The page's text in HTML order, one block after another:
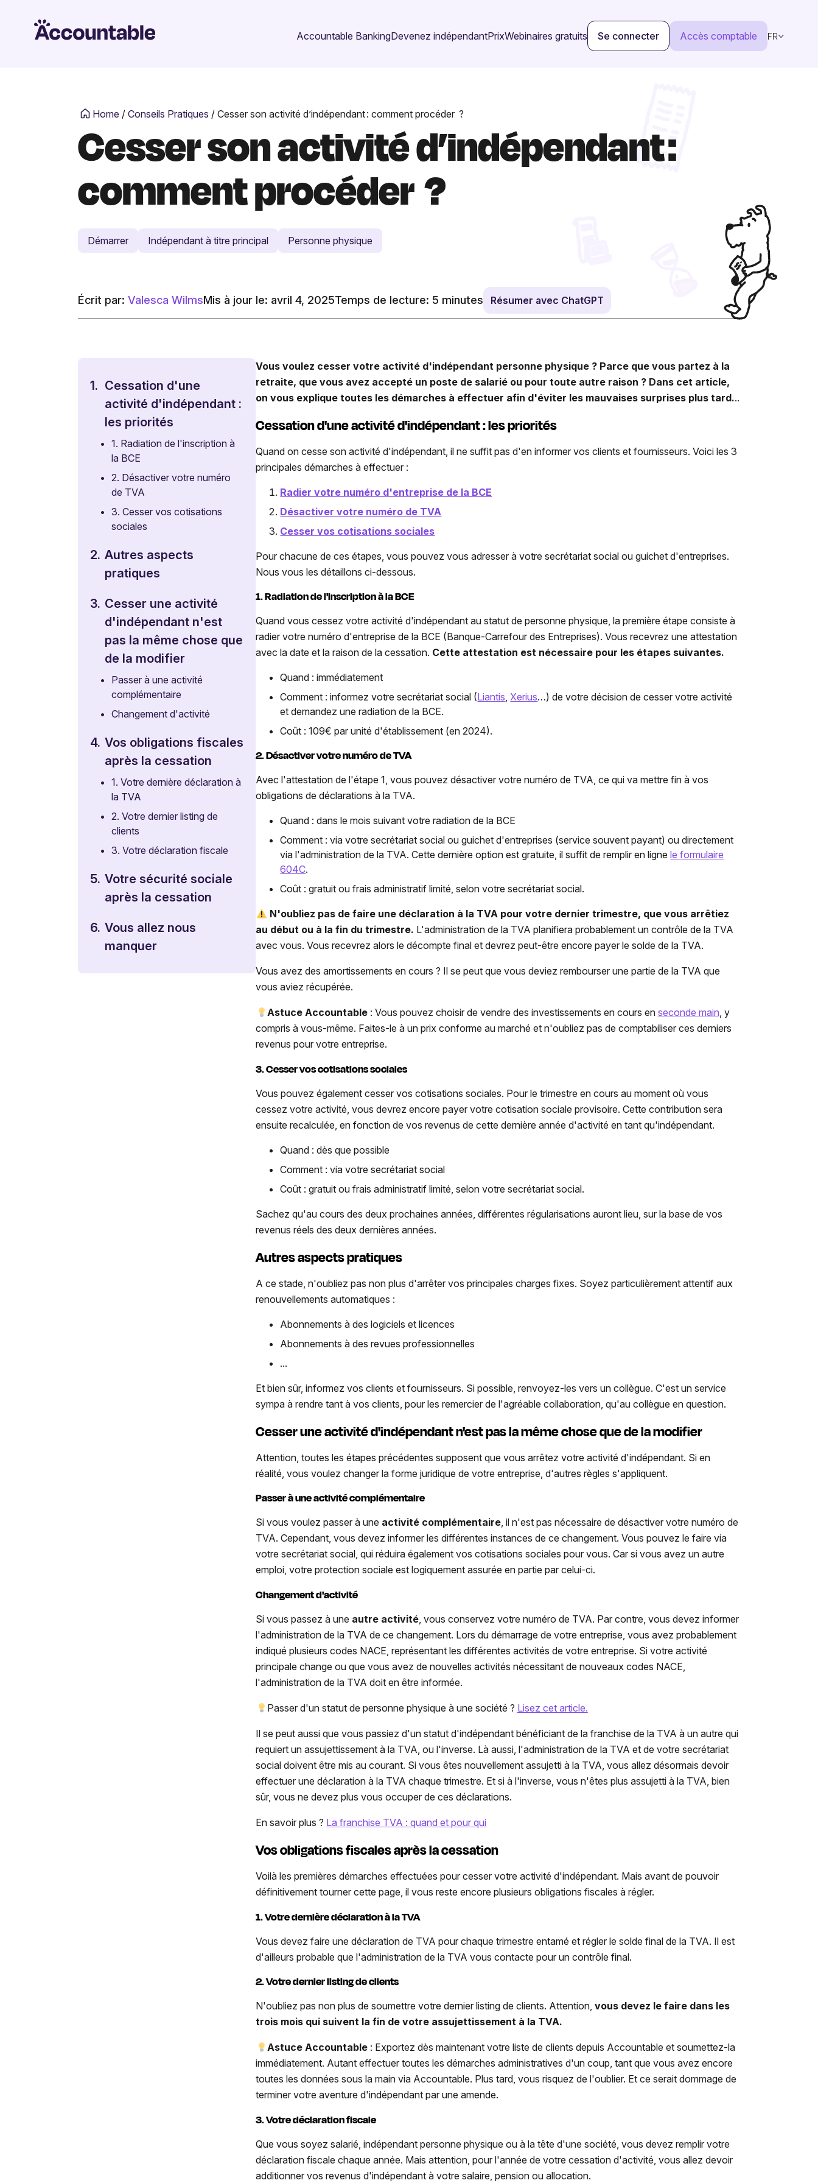
Accountable BankingDevenez indépendantPrixWebinaires gratuits Se connecter Accès comptable FR
Home / Conseils Pratiques / Cesser son activité d’indépendant : comment procéder ?
Cesser son activité d’indépendant :
comment procéder ?
Démarrer Indépendant à titre principal Personne physique
Écrit par: Valesca WilmsMis à jour le: avril 4, 2025Temps de lecture: 5 minutes Résumer avec ChatGPT
1. Cessation d'une
activité d'indépendant :
les priorités
•
1. Radiation de l'inscription à
la BCE
•
2. Désactiver votre numéro
de TVA
•
3. Cesser vos cotisations
sociales
2. Autres aspects
pratiques
3. Cesser une activité
d'indépendant n'est
pas la même chose que
de la modifier
•
Passer à une activité
complémentaire
•
Changement d'activité
4. Vos obligations fiscales
après la cessation
•
1. Votre dernière déclaration à
la TVA
•
2. Votre dernier listing de
clients
•
3. Votre déclaration fiscale
5. Votre sécurité sociale
après la cessation
6. Vous allez nous
manquer
Vous voulez cesser votre activité d'indépendant personne physique ? Parce que vous partez à la
retraite, que vous avez accepté un poste de salarié ou pour toute autre raison ? Dans cet article,
on vous explique toutes les démarches à effectuer afin d'éviter les mauvaises surprises plus tard...
Cessation d'une activité d'indépendant : les priorités
Quand on cesse son activité d'indépendant, il ne suffit pas d'en informer vos clients et fournisseurs. Voici les 3
principales démarches à effectuer :
Radier votre numéro d'entreprise de la BCE
Désactiver votre numéro de TVA
Cesser vos cotisations sociales
Pour chacune de ces étapes, vous pouvez vous adresser à votre secrétariat social ou guichet d'entreprises.
Nous vous les détaillons ci-dessous.
1. Radiation de l'inscription à la BCE
Quand vous cessez votre activité d'indépendant au statut de personne physique, la première étape consiste à
radier votre numéro d'entreprise de la BCE (Banque-Carrefour des Entreprises). Vous recevrez une attestation
avec la date et la raison de la cessation. Cette attestation est nécessaire pour les étapes suivantes.
Quand : immédiatement
Comment : informez votre secrétariat social (Liantis,Xerius…) de votre décision de cesser votre activité
et demandez une radiation de la BCE.
Coût : 109€ par unité d'établissement (en 2024).
2. Désactiver votre numéro de TVA
Avec l'attestation de l'étape 1, vous pouvez désactiver votre numéro de TVA, ce qui va mettre fin à vos
obligations de déclarations à la TVA.
Quand : dans le mois suivant votre radiation de la BCE
Comment : via votre secrétariat social ou guichet d'entreprises (service souvent payant) ou directement
via l'administration de la TVA. Cette dernière option est gratuite, il suffit de remplir en lignele formulaire
604C.
Coût : gratuit ou frais administratif limité, selon votre secrétariat social.
N'oubliez pas de faire une déclaration à la TVA pour votre dernier trimestre, que vous arrêtiez
au début ou à la fin du trimestre. L'administration de la TVA planifiera probablement un contrôle de la TVA
avec vous. Vous recevrez alors le décompte final et devrez peut-être encore payer le solde de la TVA.
Vous avez des amortissements en cours ? Il se peut que vous deviez rembourser une partie de la TVA que
vous aviez récupérée.
Astuce Accountable: Vous pouvez choisir de vendre des investissements en cours en seconde main, y
compris à vous-même. Faites-le à un prix conforme au marché et n'oubliez pas de comptabiliser ces derniers
revenus pour votre entreprise.
3. Cesser vos cotisations sociales
Vous pouvez également cesser vos cotisations sociales. Pour le trimestre en cours au moment où vous
cessez votre activité, vous devrez encore payer votre cotisation sociale provisoire. Cette contribution sera
ensuite recalculée, en fonction de vos revenus de cette dernière année d'activité en tant qu'indépendant.
Quand : dès que possible
Comment : via votre secrétariat social
Coût : gratuit ou frais administratif limité, selon votre secrétariat social.
Sachez qu'au cours des deux prochaines années, différentes régularisations auront lieu, sur la base de vos
revenus réels des deux dernières années.
Autres aspects pratiques
A ce stade, n'oubliez pas non plus d'arrêter vos principales charges fixes. Soyez particulièrement attentif aux
renouvellements automatiques :
Abonnements à des logiciels et licences
Abonnements à des revues professionnelles
...
Et bien sûr, informez vos clients et fournisseurs. Si possible, renvoyez-les vers un collègue. C'est un service
sympa à rendre tant à vos clients, pour les remercier de l'agréable collaboration, qu'au collègue en question.
Cesser une activité d'indépendant n'est pas la même chose que de la modifier
Attention, toutes les étapes précédentes supposent que vous arrêtez votre activité d'indépendant. Si en
réalité, vous voulez changer la forme juridique de votre entreprise, d'autres règles s'appliquent.
Passer à une activité complémentaire
Si vous voulez passer à une activité complémentaire, il n'est pas nécessaire de désactiver votre numéro de
TVA. Cependant, vous devez informer les différentes instances de ce changement. Vous pouvez le faire via
votre secrétariat social, qui réduira également vos cotisations sociales pour vous. Car si vous avez un autre
emploi, votre protection sociale est logiquement assurée en partie par celui-ci.
Changement d'activité
Si vous passez à une autre activité, vous conservez votre numéro de TVA. Par contre, vous devez informer
l'administration de la TVA de ce changement. Lors du démarrage de votre entreprise, vous avez probablement
indiqué plusieurs codes NACE, représentant les différentes activités de votre entreprise. Si votre activité
principale change ou que vous avez de nouvelles activités nécessitant de nouveaux codes NACE,
l'administration de la TVA doit en être informée.
Passer d'un statut de personne physique à une société ? Lisez cet article.
Il se peut aussi que vous passiez d'un statut d'indépendant bénéficiant de la franchise de la TVA à un autre qui
requiert un assujettissement à la TVA, ou l'inverse. Là aussi, l'administration de la TVA et de votre secrétariat
social doivent être mis au courant. Si vous êtes nouvellement assujetti à la TVA, vous allez désormais devoir
effectuer une déclaration à la TVA chaque trimestre. Et si à l'inverse, vous n'êtes plus assujetti à la TVA, bien
sûr, vous ne devez plus vous occuper de ces déclarations.
En savoir plus ? La franchise TVA : quand et pour qui
Vos obligations fiscales après la cessation
Voilà les premières démarches effectuées pour cesser votre activité d'indépendant. Mais avant de pouvoir
définitivement tourner cette page, il vous reste encore plusieurs obligations fiscales à régler.
1. Votre dernière déclaration à la TVA
Vous devez faire une déclaration de TVA pour chaque trimestre entamé et régler le solde final de la TVA. Il est
d'ailleurs probable que l'administration de la TVA vous contacte pour un contrôle final.
2. Votre dernier listing de clients
N'oubliez pas non plus de soumettre votre dernier listing de clients. Attention,vous devez le faire dans les
trois mois qui suivent la fin de votre assujettissement à la TVA.
Astuce Accountable: Exportez dès maintenant votre liste de clients depuis Accountable et soumettez-la
immédiatement. Autant effectuer toutes les démarches administratives d'un coup, tant que vous avez encore
toutes les données sous la main via Accountable. Plus tard, vous risquez de l'oublier. Et ce serait dommage de
terminer votre aventure d'indépendant par une amende.
3. Votre déclaration fiscale
Que vous soyez salarié, indépendant personne physique ou à la tête d'une société, vous devez remplir votre
déclaration fiscale chaque année. Mais attention, pour l'année de votre cessation d'activité, vous allez devoir
additionner vos revenus d'indépendant à votre salaire, pension ou allocation.